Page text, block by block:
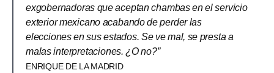
exgobernadoras que aceptan chambas en el servicio
exterior mexicano acabando de perder las
elecciones en sus estados. Se ve mal, se presta a
malas interpretaciones. ¿O no?”
ENRIQUE DE LA MADRID